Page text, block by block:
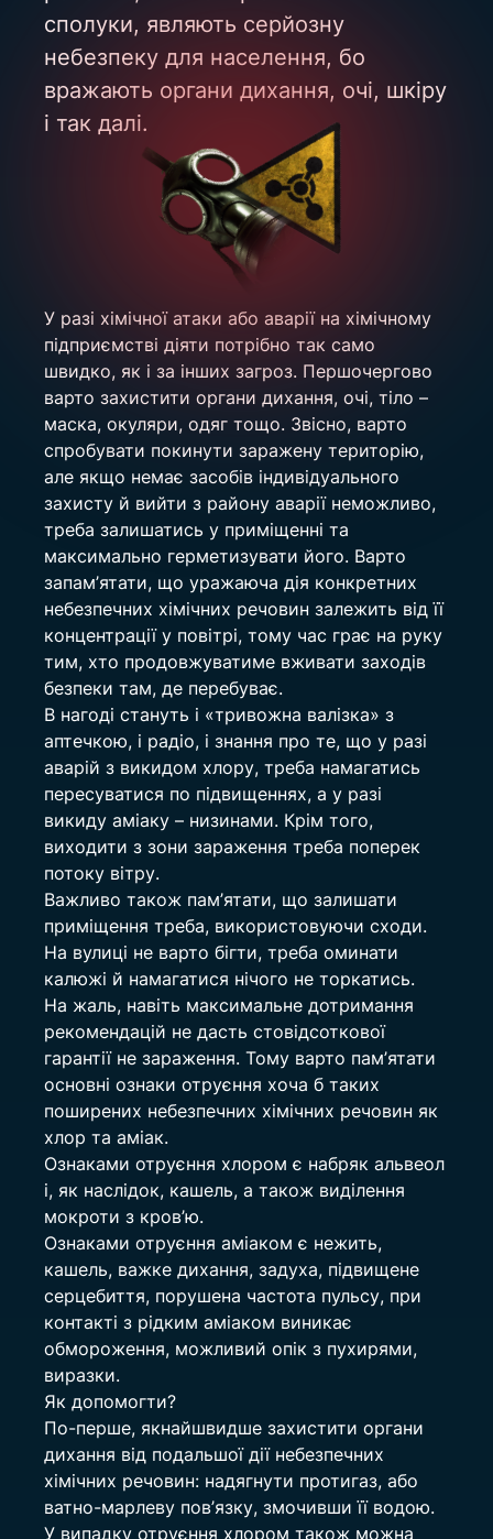
сполуки, являють серйозну
небезпеку для населення, бо
вражають органи дихання, очі, шкіру
і так далі.
У разі хімічної атаки або аварії на хімічному
підприємстві діяти потрібно так само
швидко, як і за інших загроз. Першочергово
варто захистити органи дихання, очі, тіло –
маска, окуляри, одяг тощо. Звісно, варто
спробувати покинути заражену територію,
але якщо немає засобів індивідуального
захисту й вийти з району аварії неможливо,
треба залишатись у приміщенні та
максимально герметизувати його. Варто
запам’ятати, що уражаюча дія конкретних
небезпечних хімічних речовин залежить від її
концентрації у повітрі, тому час грає на руку
тим, хто продовжуватиме вживати заходів
безпеки там, де перебуває.
В нагоді стануть і «тривожна валізка» з
аптечкою, і радіо, і знання про те, що у разі
аварій з викидом хлору, треба намагатись
пересуватися по підвищеннях, а у разі
викиду аміаку – низинами. Крім того,
виходити з зони зараження треба поперек
потоку вітру.
Важливо також пам’ятати, що залишати
приміщення треба, використовуючи сходи.
На вулиці не варто бігти, треба оминати
калюжі й намагатися нічого не торкатись.
На жаль, навіть максимальне дотримання
рекомендацій не дасть стовідсоткової
гарантії не зараження. Тому варто пам’ятати
основні ознаки отруєння хоча б таких
поширених небезпечних хімічних речовин як
хлор та аміак.
Ознаками отруєння хлором є набряк альвеол
і, як наслідок, кашель, а також виділення
мокроти з кров’ю.
Ознаками отруєння аміаком є нежить,
кашель, важке дихання, задуха, підвищене
серцебиття, порушена частота пульсу, при
контакті з рідким аміаком виникає
обмороження, можливий опік з пухирями,
виразки.
Як допомогти?
По-перше, якнайшвидше захистити органи
дихання від подальшої дії небезпечних
хімічних речовин: надягнути протигаз, або
ватно-марлеву пов’язку, змочивши її водою.
У випадку отруєння хлором також можна